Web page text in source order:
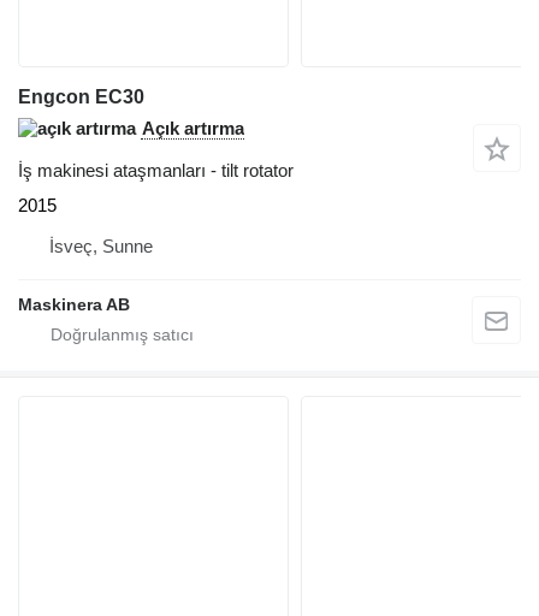
Engcon EC30
Açık artırma
İş makinesi ataşmanları - tilt rotator
2015
İsveç, Sunne
Maskinera AB